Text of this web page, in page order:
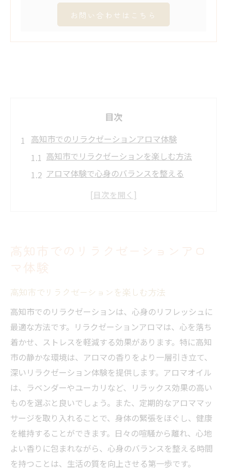
お問い合わせはこちら
目次
高知市でのリラクゼーションアロマ体験
高知市でリラクゼーションを楽しむ方法
アロマ体験で心身のバランスを整える
高知市の自然とリラクゼーションを融合
心と体を癒す高知市のアロマの魅力
リラクゼーションと癒しのアロマ効果
高知市アロマの香りで心をリフレッシュ
自然が生んだ高知市のアロマの魅力
心と体を癒すアロマの使い方
高知市で体験するアロマの深い癒し
アロマで高知市の自然を満喫する
高知市で心身を癒すアロマテラピー
アロマテラピーでリラクゼーションを体感
高知市アロマテラピーの心地よさを堪能
アロマテラピーで心身の調和を図る
高知市でのアロマテラピー体験
アロマテラピーで日常のストレスを解消
高知市でのリラクゼーションアロ
マ体験
高知市でリラクゼーションを楽しむ方法
高知市でのリラクゼーションは、心身のリフレッシュに
最適な方法です。リラクゼーションアロマは、心を落ち
着かせ、ストレスを軽減する効果があります。特に高知
市の静かな環境は、アロマの香りをより一層引き立て、
深いリラクゼーション体験を提供します。アロマオイル
は、ラベンダーやユーカリなど、リラックス効果の高い
ものを選ぶと良いでしょう。また、定期的なアロママッ
サージを取り入れることで、身体の緊張をほぐし、健康
を維持することができます。日々の喧騒から離れ、心地
よい香りに包まれながら、心身のバランスを整える時間
を持つことは、生活の質を向上させる第一歩です。